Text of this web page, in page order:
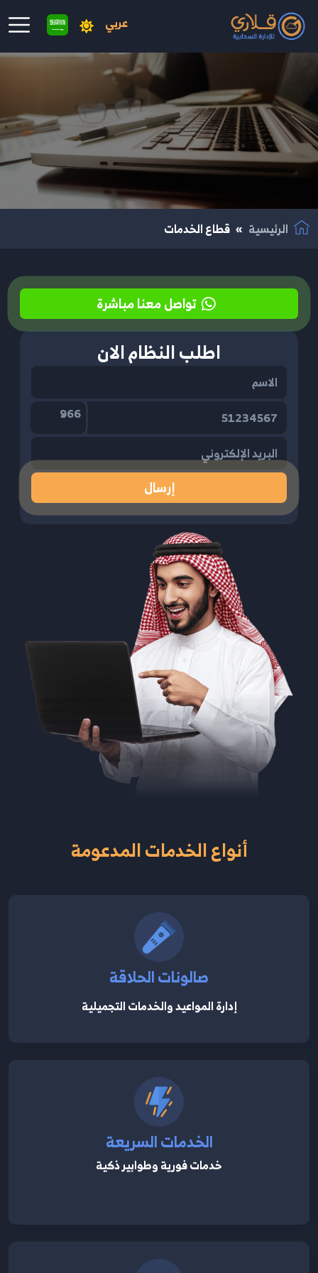
عربي
انتقال إلى المحتوى الرئيسي
الرئيسية قطاع الخدمات
تواصل معنا مباشرة
اطلب النظام الان
966
إرسال
أنواع الخدمات المدعومة
صالونات الحلاقة
إدارة المواعيد والخدمات التجميلية
الخدمات السريعة
خدمات فورية وطوابير ذكية